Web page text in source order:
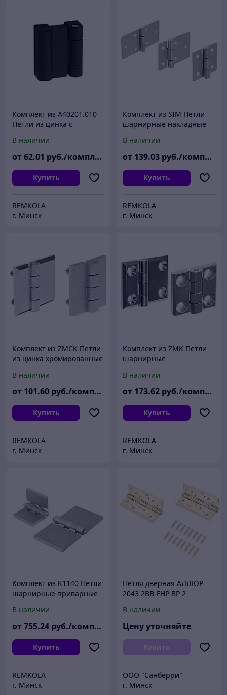
Комплект из A40201.010
Петли из цинка с
внутренней резьбой
В наличии
от62.01 руб./комплект
Купить
REMKOLA
г. Минск
Комплект из SIM Петли
шарнирные накладные
В наличии
от 139.03 руб./комплект
Купить
REMKOLA
г. Минск
Комплект из ZMCK Петли
из цинка хромированные
В наличии
от 101.60 руб./комплект
Купить
REMKOLA
г. Минск
Комплект из ZMK Петли
шарнирные
хромированные
В наличии
от 173.62 руб./комплект
Купить
REMKOLA
г. Минск
Комплект из K1140 Петли
шарнирные приварные
В наличии
от755.24 руб./комплект
Купить
REMKOLA
г. Минск
Петля дверная АЛЛЮР
2043 2BB-FHP BP 2
шт. (50,10,1!!)
В наличии
Цену уточняйте
Купить
ООО "Санберри"
г. Минск